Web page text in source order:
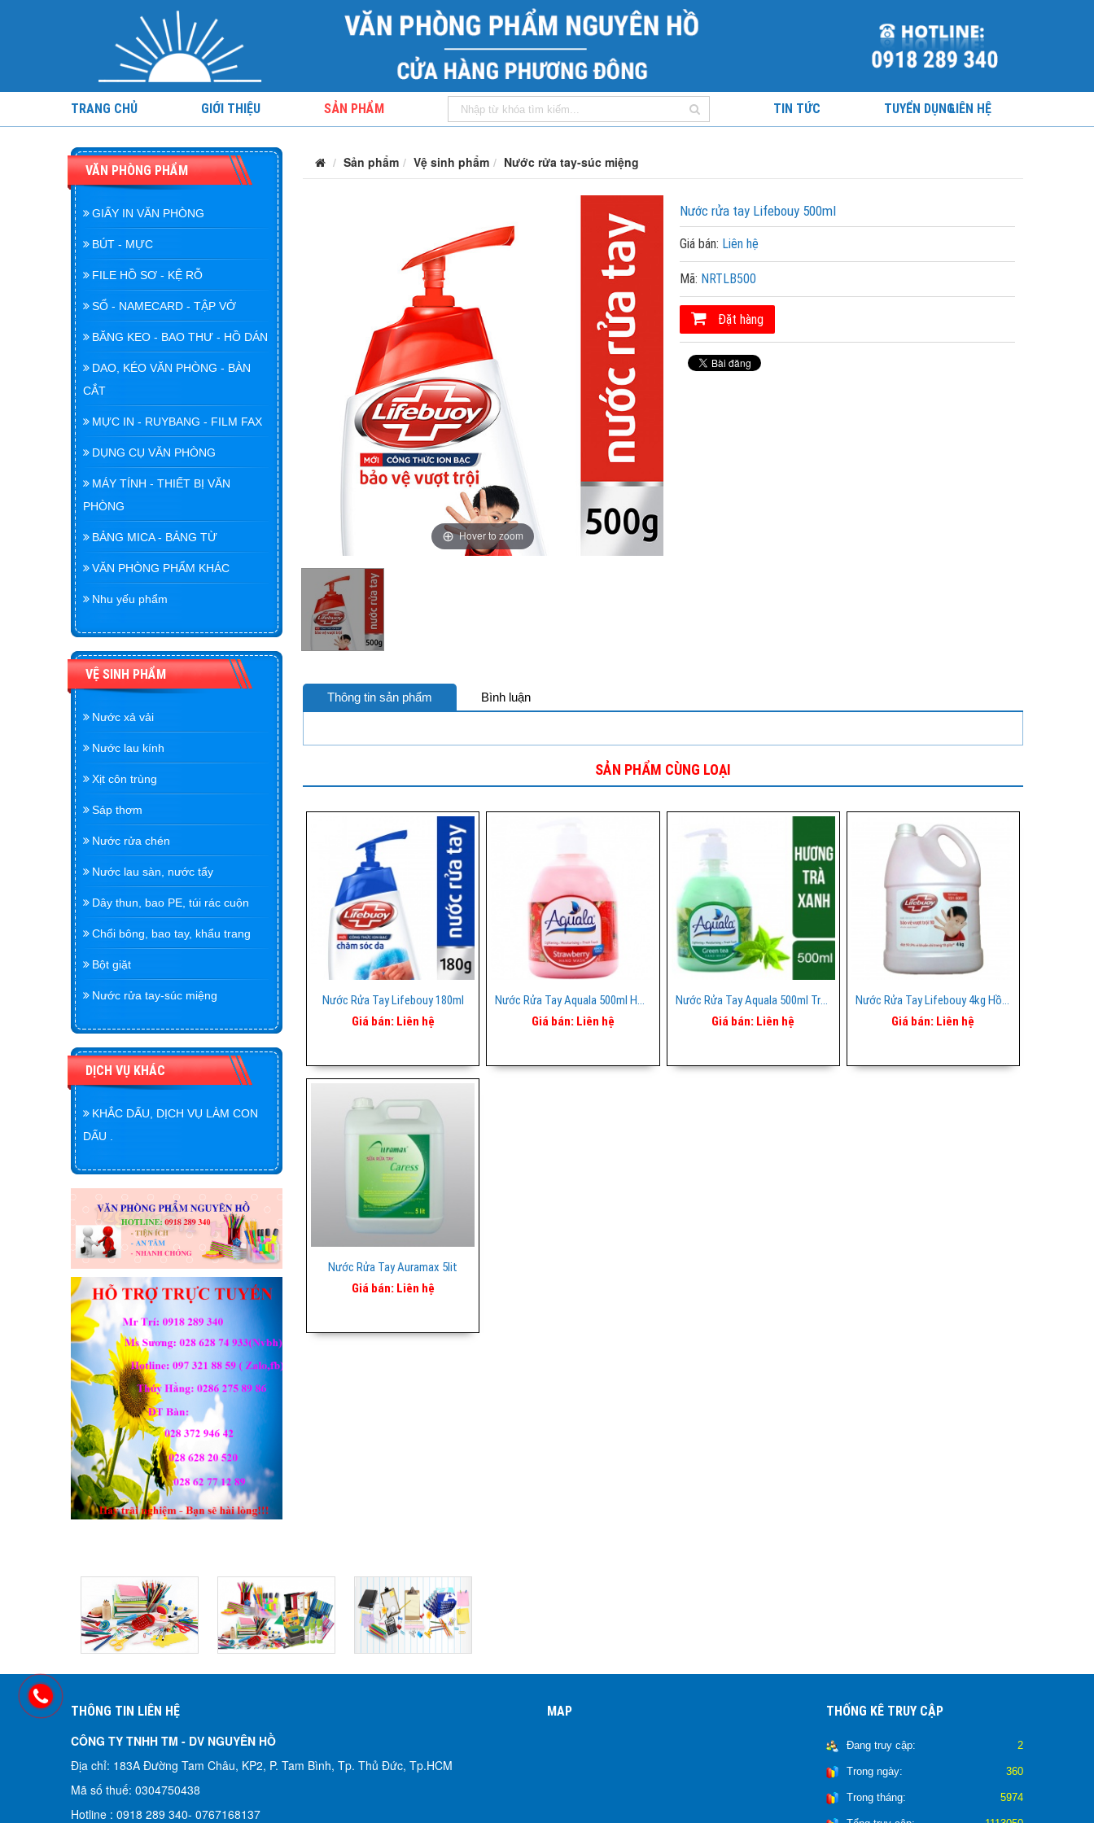
TRANG CHỦ GIỚI THIỆU SẢN PHẨM TIN TỨC TUYỂN DỤNGLIÊN HỆ
VĂN PHÒNG PHẨM
GIẤY IN VĂN PHÒNG
BÚT - MỰC
FILE HỒ SƠ - KỆ RỖ
SỔ - NAMECARD - TẬP VỞ
BĂNG KEO - BAO THƯ - HỒ DÁN
DAO, KÉO VĂN PHÒNG - BÀN
CẮT
MỰC IN - RUYBANG - FILM FAX
DỤNG CỤ VĂN PHÒNG
MÁY TÍNH - THIẾT BỊ VĂN
PHÒNG
BẢNG MICA - BẢNG TỪ
VĂN PHÒNG PHẨM KHÁC
Nhu yếu phẩm
VỆ SINH PHẨM
Nước xả vải
Nước lau kính
Xịt côn trùng
Sáp thơm
Nước rửa chén
Nước lau sàn, nước tẩy
Dây thun, bao PE, túi rác cuộn
Chổi bông, bao tay, khẩu trang
Bột giặt
Nước rửa tay-súc miệng
DỊCH VỤ KHÁC
KHẮC DẤU, DỊCH VỤ LÀM CON
DẤU .
Sản phẩm Vệ sinh phẩm Nước rửa tay-súc miệng
Hover to zoom
Nước rửa tay Lifebouy 500ml
Giá bán: Liên hệ
Mã: NRTLB500
Đặt hàng
Thông tin sản phẩm Bình luận
SẢN PHẨM CÙNG LOẠI
Nước Rửa Tay Lifebouy 180ml
Giá bán: Liên hệ
Nước Rửa Tay Aquala 500ml Hồng Dâu
Giá bán: Liên hệ
Nước Rửa Tay Aquala 500ml Trà Xanh
Giá bán: Liên hệ
Nước Rửa Tay Lifebouy 4kg Hồng
Giá bán: Liên hệ
Nước Rửa Tay Auramax 5lit
Giá bán: Liên hệ
THÔNG TIN LIÊN HỆ
CÔNG TY TNHH TM - DV NGUYÊN HỒ​
Địa chỉ: 183A Đường Tam Châu, KP2, P. Tam Bình, Tp. Thủ Đức, Tp.HCM
Mã số thuế: 0304750438
Hotline : 0918 289 340- 0767168137
MAP THỐNG KÊ TRUY CẬP
Đang truy cập: 2
Trong ngày: 360
Trong tháng: 5974